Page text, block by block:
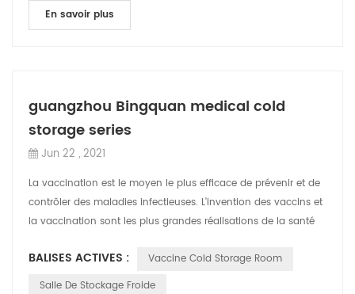
En savoir plus
guangzhou Bingquan medical cold
storage series
Jun 22 , 2021
La vaccination est le moyen le plus efficace de prévenir et de
contrôler des maladies infectieuses. L'invention des vaccins et
la vaccination sont les plus grandes réalisations de la santé
BALISES ACTIVES :
Vaccine Cold Storage Room
Salle De Stockage Froide